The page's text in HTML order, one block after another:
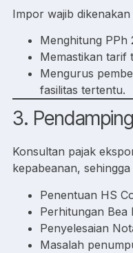
Impor wajib
Menghitung PPh
Memastikan tarif
Mengurus
fasilitas tertentu.
3.
Konsultan pajak
kepabeanan,
Penentuan HS
Perhitungan Bea
Penyelesaian
Masalah